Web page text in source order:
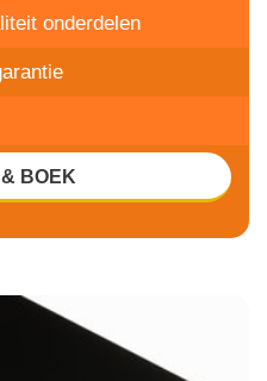
onderdelen
BOEK